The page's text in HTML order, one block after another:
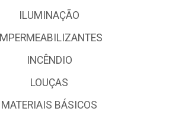
ILUMINAÇÃO
IMPERMEABILIZANTES
INCÊNDIO
LOUÇAS
MATERIAIS BÁSICOS